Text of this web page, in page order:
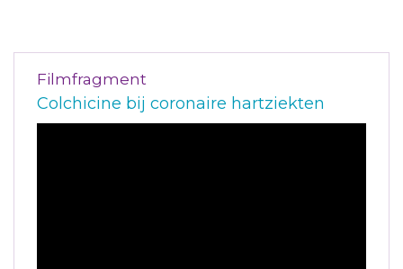
Filmfragment
Colchicine bij coronaire hartziekten